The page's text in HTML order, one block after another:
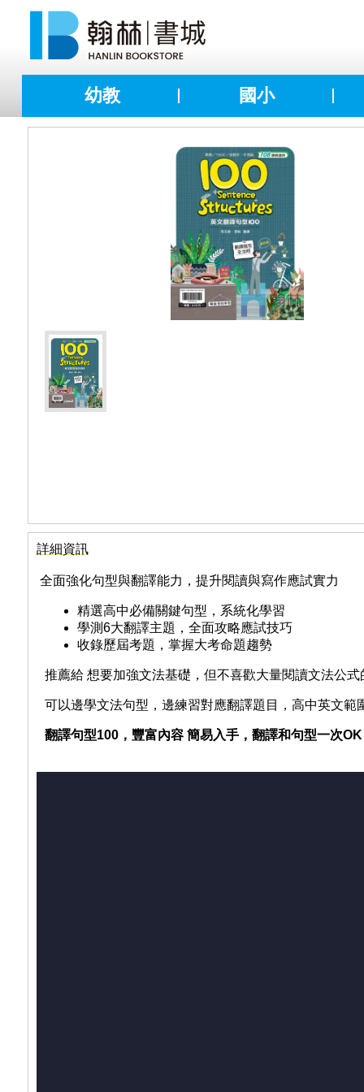
幼教 國小
詳細資訊
全面強化句型與翻譯能力，提升閱讀與寫作應試實力
精選高中必備關鍵句型，系統化學習
學測6大翻譯主題，全面攻略應試技巧
收錄歷屆考題，掌握大考命題趨勢
推薦給 想要加強文法基礎，但不喜歡大量閱讀文法公式
可以邊學文法句型，邊練習對應翻譯題目，高中英文範
翻譯句型100，豐富內容 簡易入手，翻譯和句型一次OK